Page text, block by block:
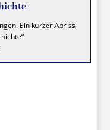
Ein kurzer Abriss